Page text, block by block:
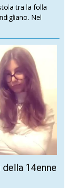
tra la folla
Nel
14enne